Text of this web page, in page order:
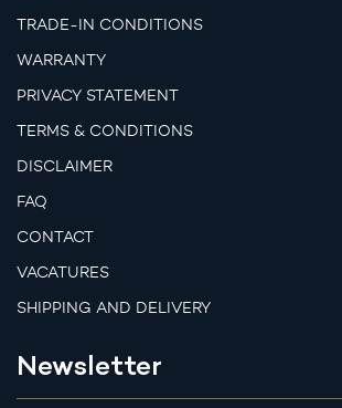
TRADE-IN CONDITIONS
WARRANTY
PRIVACY STATEMENT
TERMS & CONDITIONS
DISCLAIMER
FAQ
CONTACT
VACATURES
SHIPPING AND DELIVERY
Newsletter